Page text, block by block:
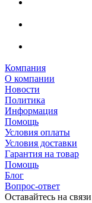
Компания
О компании
Новости
Политика
Информация
Помощь
Условия оплаты
Условия доставки
Гарантия на товар
Помощь
Блог
Вопрос-ответ
Оставайтесь на связи